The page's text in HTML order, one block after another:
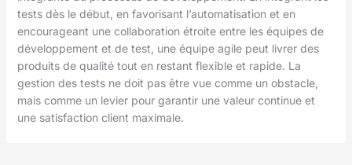
tests dès le début, en favorisant l’automatisation et en
encourageant une collaboration étroite entre les équipes de
développement et de test, une équipe agile peut livrer des
produits de qualité tout en restant flexible et rapide. La
gestion des tests ne doit pas être vue comme un obstacle,
mais comme un levier pour garantir une valeur continue et
une satisfaction client maximale.